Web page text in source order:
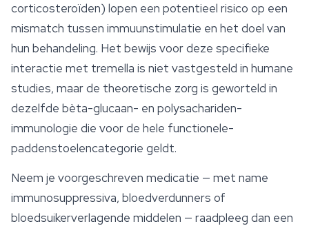
corticosteroïden) lopen een potentieel risico op een
mismatch tussen immuunstimulatie en het doel van
hun behandeling. Het bewijs voor deze specifieke
interactie met tremella is niet vastgesteld in humane
studies, maar de theoretische zorg is geworteld in
dezelfde bèta-glucaan- en polysachariden-
immunologie die voor de hele functionele-
paddenstoelencategorie geldt.
Neem je voorgeschreven medicatie — met name
immunosuppressiva, bloedverdunners of
bloedsuikerverlagende middelen — raadpleeg dan een